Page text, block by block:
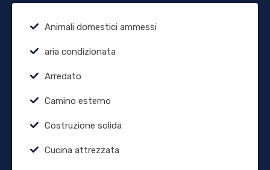
Animali domestici ammessi
aria condizionata
Arredato
Camino esterno
Costruzione solida
Cucina attrezzata